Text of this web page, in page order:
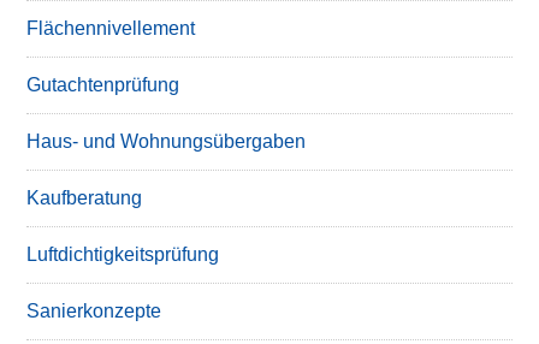
Flächennivellement
Gutachtenprüfung
Haus- und Wohnungsübergaben
Kaufberatung
Luftdichtigkeitsprüfung
Sanierkonzepte